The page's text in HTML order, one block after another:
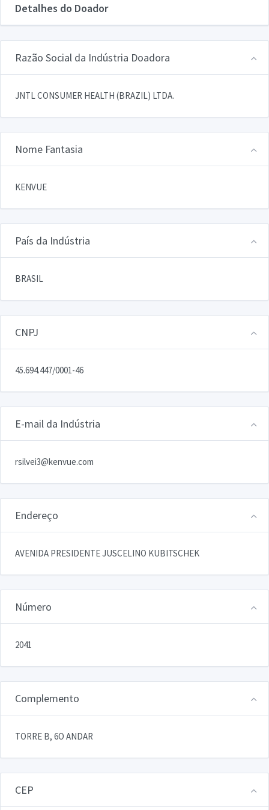
Detalhes do Doador
Razão Social da Indústria Doadora
JNTL CONSUMER HEALTH (BRAZIL) LTDA.
Nome Fantasia
KENVUE
País da Indústria
BRASIL
CNPJ
45.694.447/0001-46
E-mail da Indústria
rsilvei3@kenvue.com
Endereço
AVENIDA PRESIDENTE JUSCELINO KUBITSCHEK
Número
2041
Complemento
TORRE B, 6O ANDAR
CEP